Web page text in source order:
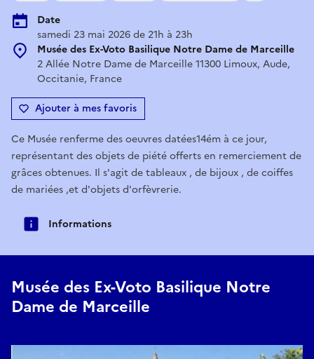
Date
samedi 23 mai 2026 de 21h à 23h
Musée des Ex-Voto Basilique Notre Dame de Marceille
2 Allée Notre Dame de Marceille 11300 Limoux, Aude,
Occitanie, France
Ajouter à mes favoris
Ce Musée renferme des oeuvres datées14ém à ce jour,
représentant des objets de piété offerts en remerciement de
grâces obtenues. Il s'agit de tableaux , de bijoux , de coiffes
de mariées ,et d'objets d'orfèvrerie.
Informations
Musée des Ex-Voto Basilique Notre
Dame de Marceille